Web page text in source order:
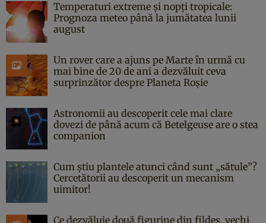
Temperaturi extreme și nopți tropicale:
Prognoza meteo până la jumătatea lunii
august
Un rover care a ajuns pe Marte în urmă cu
mai bine de 20 de ani a dezvăluit ceva
surprinzător despre Planeta Roșie
Astronomii au descoperit cele mai clare
dovezi de până acum că Betelgeuse are o stea
companion
Cum știu plantele atunci când sunt „sătule”?
Cercetătorii au descoperit un mecanism
uimitor!
Ce dezvăluie două figurine din fildeș, vechi